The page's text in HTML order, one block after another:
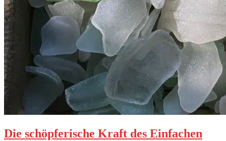
Die schöpferische Kraft des Einfachen